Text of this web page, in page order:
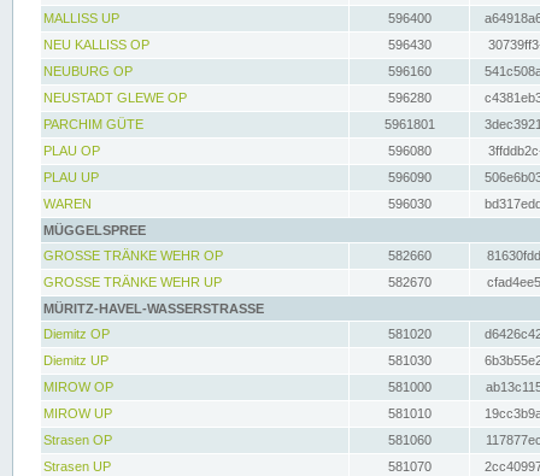
MALLISS UP
596400
NEU KALLISS OP
596430
NEUBURG OP
596160
NEUSTADT GLEWE OP
596280
PARCHIM GÜTE
5961801
PLAU OP
596080
PLAU UP
596090
WAREN
596030
MÜGGELSPREE
GROSSE TRÄNKE WEHR OP
582660
GROSSE TRÄNKE WEHR UP
582670
MÜRITZ-HAVEL-WASSERSTRASSE
Diemitz OP
581020
Diemitz UP
581030
MIROW OP
581000
MIROW UP
581010
Strasen OP
581060
Strasen UP
581070